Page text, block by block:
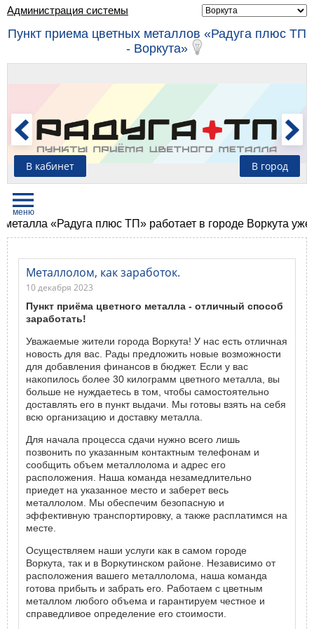
Администрация системы
Пункт приема цветных металлов «Радуга плюс ТП
- Воркута»
В кабинет В город
«Радуга плюс ТП» работает в городе Воркута уже
Металлолом, как заработок.
10 декабря 2023
Пункт приёма цветного металла - отличный способ
заработать!
Уважаемые жители города Воркута! У нас есть отличная
новость для вас. Рады предложить новые возможности
для добавления финансов в бюджет. Если у вас
накопилось более 30 килограмм цветного металла, вы
больше не нуждаетесь в том, чтобы самостоятельно
доставлять его в пункт выдачи. Мы готовы взять на себя
всю организацию и доставку металла.
Для начала процесса сдачи нужно всего лишь
позвонить по указанным контактным телефонам и
сообщить объем металлолома и адрес его
расположения. Наша команда незамедлительно
приедет на указанное место и заберет весь
металлолом. Мы обеспечим безопасную и
эффективную транспортировку, а также расплатимся на
месте.
Осуществляем наши услуги как в самом городе
Воркута, так и в Воркутинском районе. Независимо от
расположения вашего металлолома, наша команда
готова прибыть и забрать его. Работаем с цветным
металлом любого объема и гарантируем честное и
справедливое определение его стоимости.